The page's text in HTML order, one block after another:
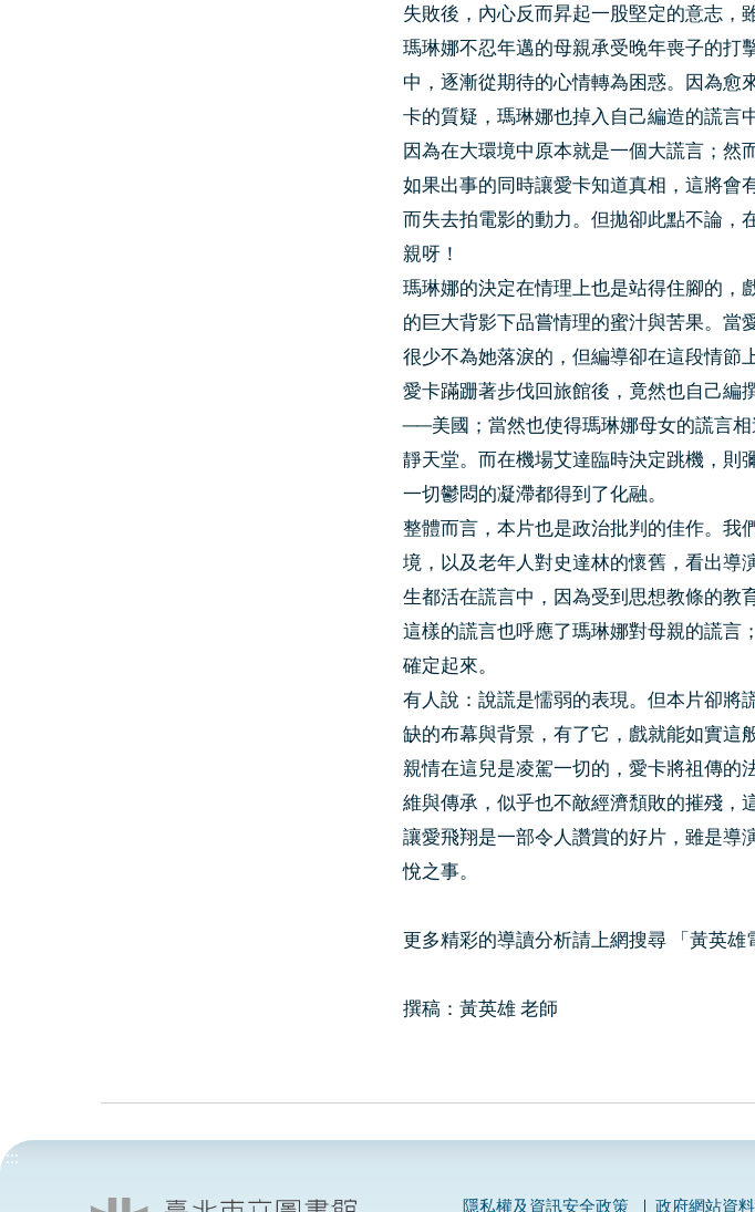
失敗後，內心反而昇起一股堅定的意志，
瑪琳娜不忍年邁的母親承受晚年喪子的打
中，逐漸從期待的心情轉為困惑。因為愈
卡的質疑，瑪琳娜也掉入自己編造的謊言
因為在大環境中原本就是一個大謊言；然
如果出事的同時讓愛卡知道真相，這將會
而失去拍電影的動力。但拋卻此點不論，
親呀！
瑪琳娜的決定在情理上也是站得住腳的，
的巨大背影下品嘗情理的蜜汁與苦果。當
很少不為她落淚的，但編導卻在這段情節
愛卡蹣跚著步伐回旅館後，竟然也自己編
──美國；當然也使得瑪琳娜母女的謊言
靜天堂。而在機場艾達臨時決定跳機，則
一切鬱悶的凝滯都得到了化融。
整體而言，本片也是政治批判的佳作。我
境，以及老年人對史達林的懷舊，看出導
生都活在謊言中，因為受到思想教條的教
這樣的謊言也呼應了瑪琳娜對母親的謊言
確定起來。
有人說：說謊是懦弱的表現。但本片卻將
缺的布幕與背景，有了它，戲就能如實這
親情在這兒是凌駕一切的，愛卡將祖傳的
維與傳承，似乎也不敵經濟頹敗的摧殘，
讓愛飛翔是一部令人讚賞的好片，雖是導
悅之事。
更多精彩的導讀分析請上網搜尋 「黃英
撰稿：黃英雄 老師
:::
隱私權及資訊安全政策 政府網站資